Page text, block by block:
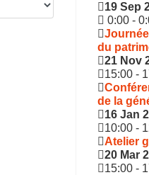
19 Sep
0:00 -
du
21 Nov
15:00 -
de la
16 Jan
10:00 -
Atelier
20 Mar
15:00 -